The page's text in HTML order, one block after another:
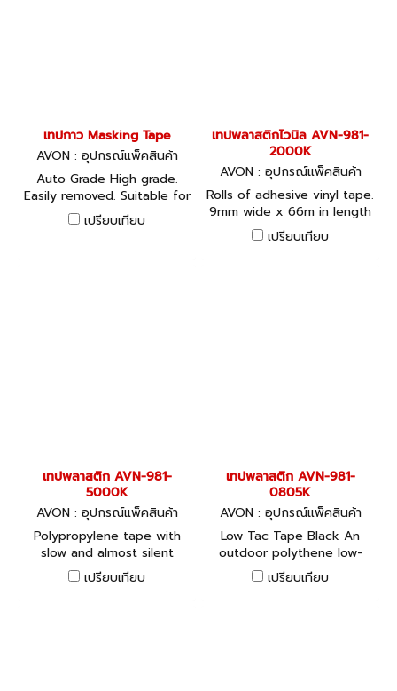
เทปกาว Masking Tape
AVON : อุปกรณ์แพ็คสินค้า
Auto Grade High grade.
Easily removed. Suitable for
spray or paint masking and
temperaturesup to
เปรียบเทียบ
เทปพลาสติกไวนิล AVN-981-
2000K
AVON : อุปกรณ์แพ็คสินค้า
Rolls of adhesive vinyl tape.
9mm wide x 66m in length
on 75mm diameter cores.
เปรียบเทียบ
เทปพลาสติก AVN-981-
5000K
AVON : อุปกรณ์แพ็คสินค้า
Polypropylene tape with
slow and almost silent
release characteristics
เปรียบเทียบ
เทปพลาสติก AVN-981-
0805K
AVON : อุปกรณ์แพ็คสินค้า
Low Tac Tape Black An
outdoor polythene low-
tack protection tape.
เปรียบเทียบ